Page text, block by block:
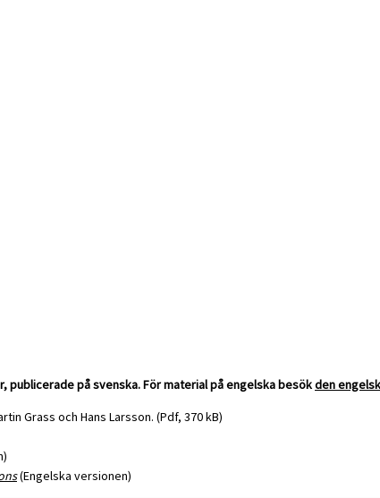
publicerade på svenska. För material på engelska besökden
Grass och Hans Larsson. (Pdf, 370 kB)
(Engelska versionen)